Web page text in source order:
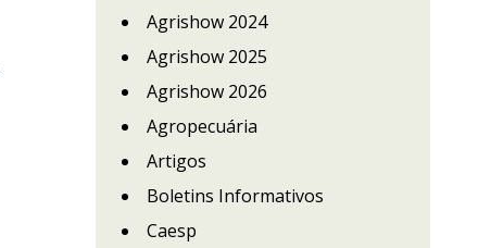
Agrishow 2024
Agrishow 2025
Agrishow 2026
Agropecuária
Artigos
Boletins Informativos
Caesp